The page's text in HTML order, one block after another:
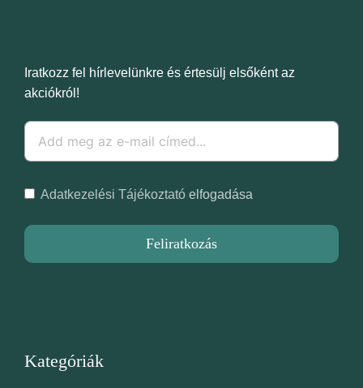
Iratkozz fel hírlevelünkre és értesülj elsőként az
akciókról!
Adatkezelési Tájékoztatóelfogadása
Feliratkozás
Kategóriák